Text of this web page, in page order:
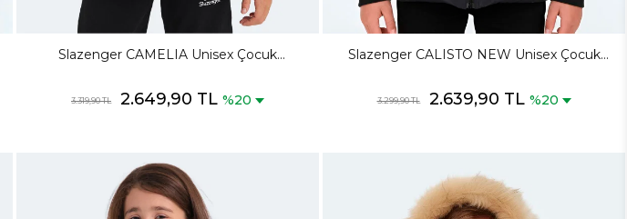
Slazenger CAMELIA Unisex Çocuk
3.319,90 TL 2.649,90 TL %20
Slazenger CALISTO NEW Unisex Çocuk
3.299,90 TL 2.639,90 TL %20